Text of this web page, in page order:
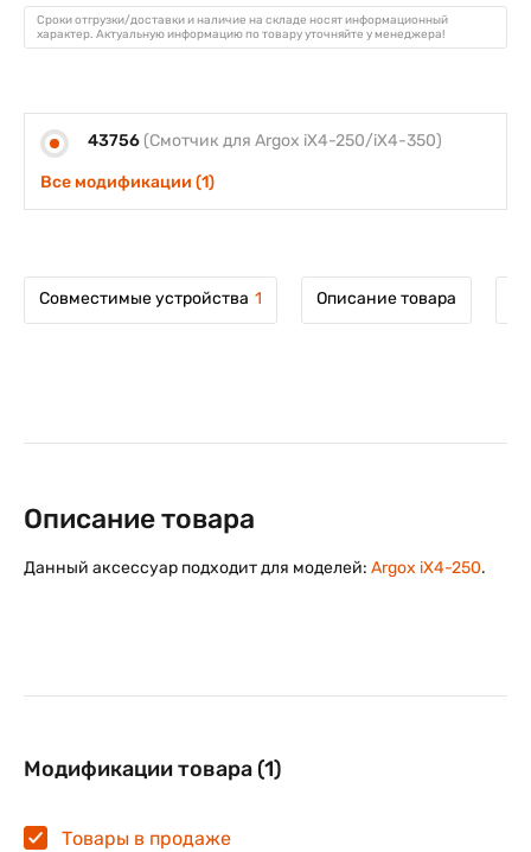
43756 (Смотчик для Argox iX4-250/iX4-350)
Все модификации (1)
Сроки отгрузки/доставки и наличие на складе носят информационный
характер. Актуальную информацию по товару уточняйте у менеджера!
Совместимые устройства 1 Описание товара
Описание товара
Данный аксессуар подходит для моделей: Argox iX4-250.
Модификации товара (1)
Товары в продаже